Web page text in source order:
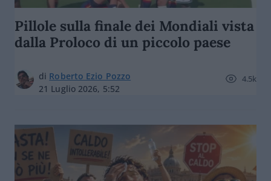
Pillole sulla finale dei Mondiali vista
dalla Proloco di un piccolo paese
di Roberto Ezio Pozzo
21 Luglio 2026, 5:52
4.5k